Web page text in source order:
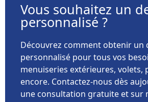
Vous souhaitez un
personnalisé ?
Découvrez comment obtenir un
personnalisé pour tous vos
menuiseries extérieures, volets,
encore. Contactez-nous dès
une consultation gratuite et sur